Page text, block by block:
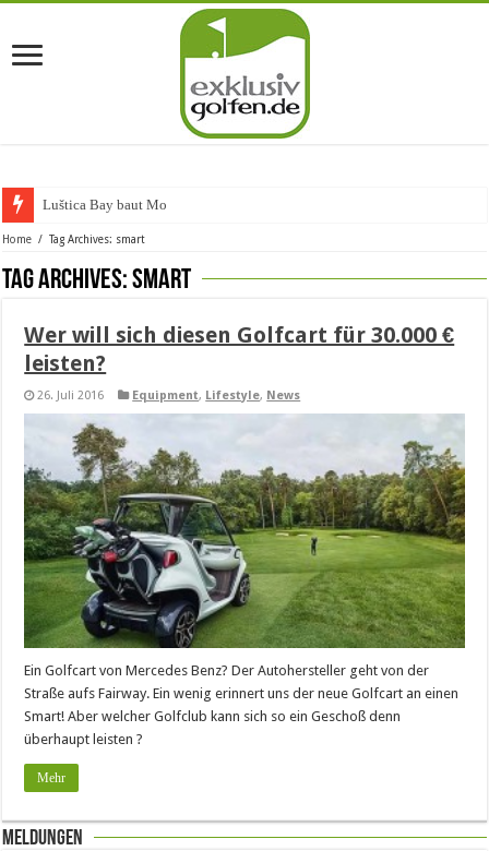
Luštica Bay baut Montene
Home / Tag Archives: smart
Tag Archives:smart
Wer will sich diesen Golfcart für 30.000 €
leisten?
26. Juli 2016 Equipment, Lifestyle, News
Ein Golfcart von Mercedes Benz? Der Autohersteller geht von der
Straße aufs Fairway. Ein wenig erinnert uns der neue Golfcart an einen
Smart! Aber welcher Golfclub kann sich so ein Geschoß denn
überhaupt leisten ?
Mehr
Meldungen